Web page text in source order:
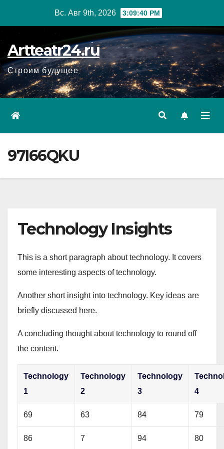
Вс. Авг 9th, 2026 3:09:41 PM
Artteatr24.ru
Строим будущее
97I66QKU
Technology Insights
This is a short paragraph about technology. It covers
some interesting aspects of technology.
Another short insight into technology. Key ideas are
briefly discussed here.
A concluding thought about technology to round off
the content.
Technology
1
Technology
2
Technology
3
4
69 63 84 79
86 7 94 80